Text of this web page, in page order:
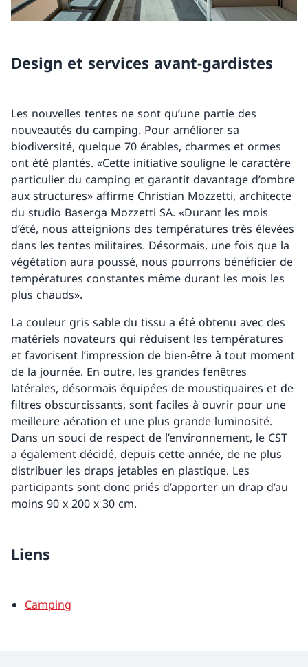
Design et services avant-gardistes
Les nouvelles tentes ne sont qu’une partie des
nouveautés du camping. Pour améliorer sa
biodiversité, quelque 70 érables, charmes et ormes
ont été plantés. «Cette initiative souligne le caractère
particulier du camping et garantit davantage d’ombre
aux structures» affirme Christian Mozzetti, architecte
du studio Baserga Mozzetti SA. «Durant les mois
d’été, nous atteignions des températures très élevées
dans les tentes militaires. Désormais, une fois que la
végétation aura poussé, nous pourrons bénéficier de
températures constantes même durant les mois les
plus chauds».
La couleur gris sable du tissu a été obtenu avec des
matériels novateurs qui réduisent les températures
et favorisent l’impression de bien-être à tout moment
de la journée. En outre, les grandes fenêtres
latérales, désormais équipées de moustiquaires et de
filtres obscurcissants, sont faciles à ouvrir pour une
meilleure aération et une plus grande luminosité.
Dans un souci de respect de l’environnement, le CST
a également décidé, depuis cette année, de ne plus
distribuer les draps jetables en plastique. Les
participants sont donc priés d’apporter un drap d’au
moins 90 x 200 x 30 cm.
Liens
Camping